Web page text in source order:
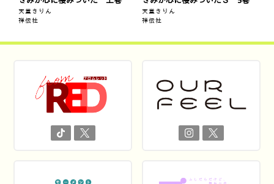
天堂きりん
祥伝社
天堂きりん
祥伝社